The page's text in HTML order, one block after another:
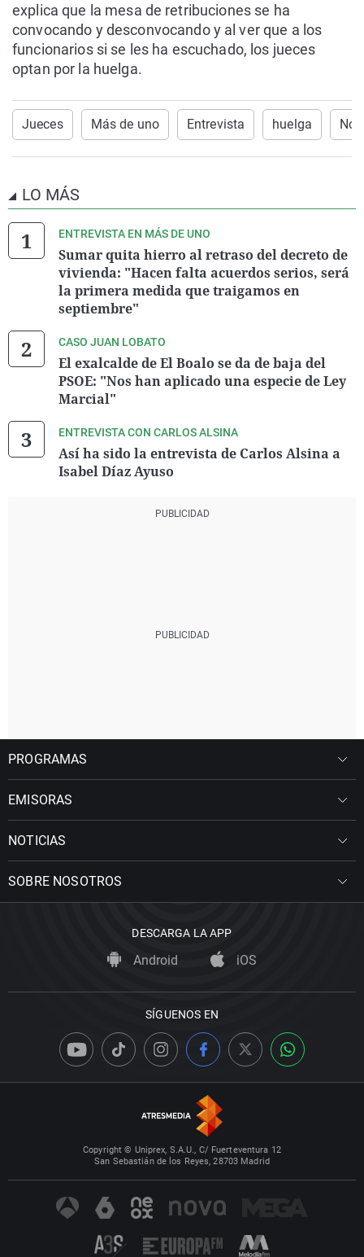
explica que la mesa de retribuciones se ha
convocando y desconvocando y al ver que a los
funcionarios si se les ha escuchado, los jueces
optan por la huelga.
Jueces Más de uno Entrevista huelga
LO MÁS
ENTREVISTA EN MÁS DE UNO
Sumar quita hierro al retraso del decreto de
vivienda: "Hacen falta acuerdos serios, será
la primera medida que traigamos en
septiembre"
CASO JUAN LOBATO
El exalcalde de El Boalo se da de baja del
PSOE: "Nos han aplicado una especie de Ley
Marcial"
ENTREVISTA CON CARLOS ALSINA
Así ha sido la entrevista de Carlos Alsina a
Isabel Díaz Ayuso
PROGRAMAS
EMISORAS
NOTICIAS
SOBRE NOSOTROS
DESCARGA LA APP
Android iOS
SÍGUENOS EN
Copyright © Uniprex, S.A.U., C/ Fuerteventura 12
San Sebastián de los Reyes, 28703 Madrid